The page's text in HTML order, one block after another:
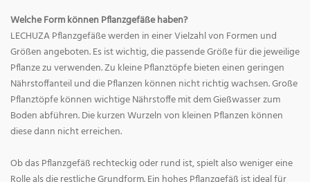
Welche Form können Pflanzgefäße haben?
LECHUZA Pflanzgefäße werden in einer Vielzahl von Formen und
Größen angeboten. Es ist wichtig, die passende Größe für die jeweilige
Pflanze zu verwenden. Zu kleine Pflanztöpfe bieten einen geringen
Nährstoffanteil und die Pflanzen können nicht richtig wachsen. Große
Pflanztöpfe können wichtige Nährstoffe mit dem Gießwasser zum
Boden abführen. Die kurzen Wurzeln von kleinen Pflanzen können
diese dann nicht erreichen.
Ob das Pflanzgefäß rechteckig oder rund ist, spielt also weniger eine